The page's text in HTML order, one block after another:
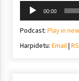
Soinu
erreproduzigailua
00:00
Podcast: Play in
Harpidetu: Email|